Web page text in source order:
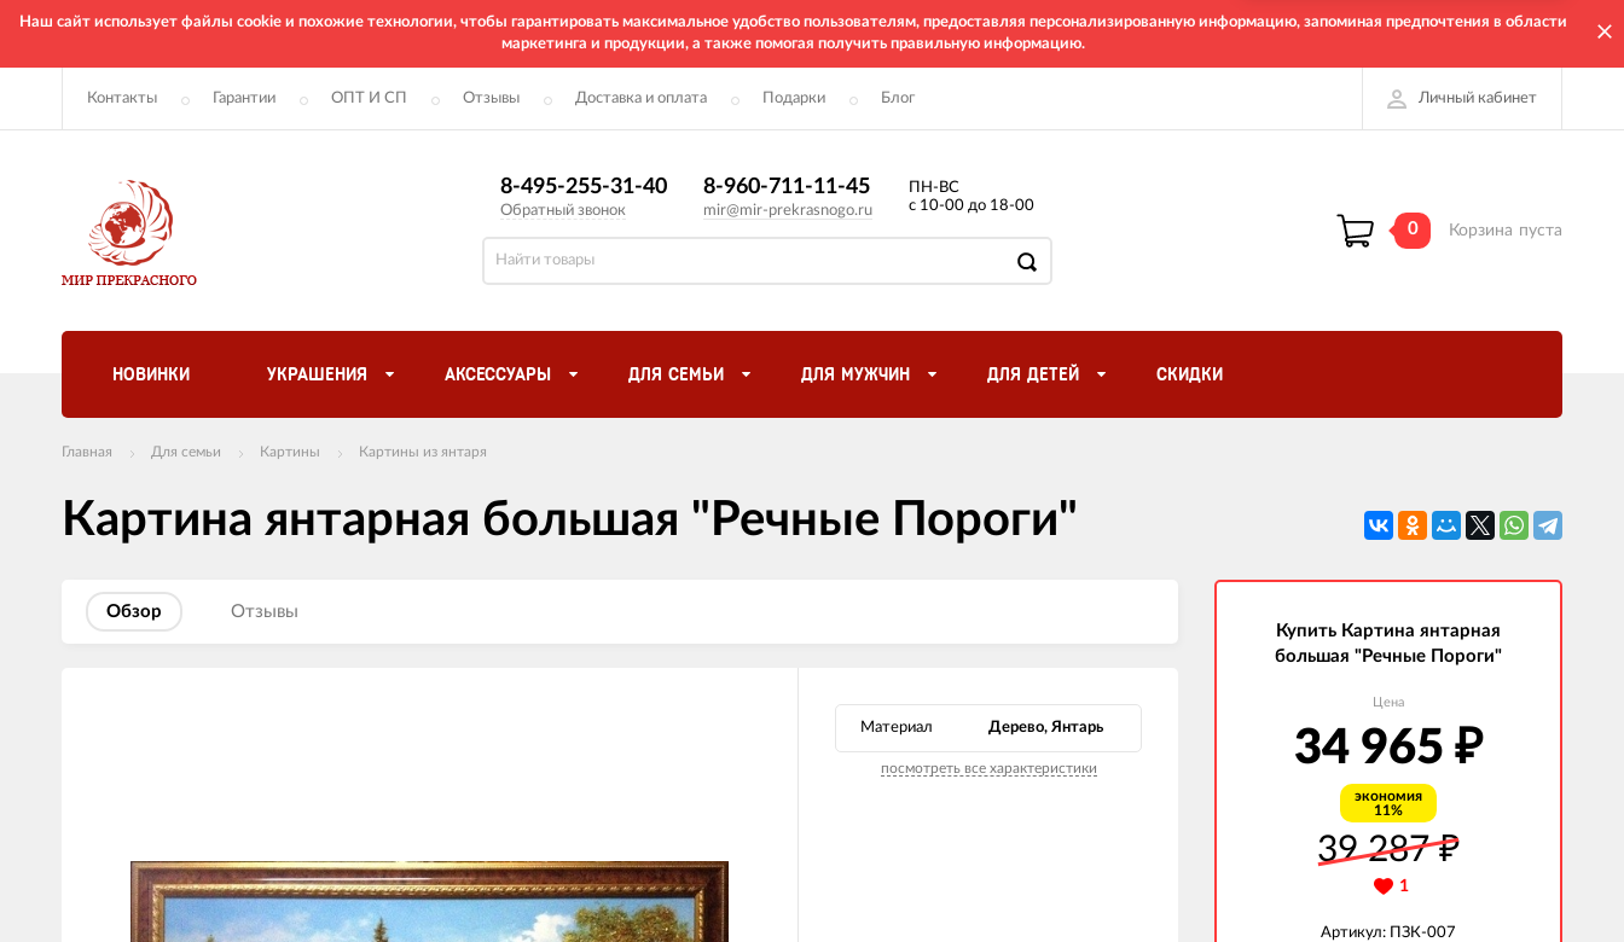
Наш сайт использует файлы cookie и похожие технологии, чтобы гарантировать максимальное удобство пользователям, предоставляя персонализированную информацию, запоминая предпочтения в области
маркетинга и продукции, а также помогая получить правильную информацию.
Контакты Гарантии ОПТ И СП Отзывы Доставка и оплата Подарки Блог Личный кабинет
8-495-255-31-40
Обратный звонок
8-960-711-11-45
mir@mir-prekrasnogo.ru
ПН-ВС
с 10-00 до 18-00
0 Корзина пуста
НОВИНКИ УКРАШЕНИЯ АКСЕССУАРЫ ДЛЯ СЕМЬИ ДЛЯ МУЖЧИН ДЛЯ ДЕТЕЙ СКИДКИ
Главная Для семьи Картины Картины из янтаря
Картина янтарная большая "Речные Пороги"
Обзор Отзывы
Материал Дерево, Янтарь
посмотреть все характеристики
Купить Картина янтарная
большая "Речные Пороги"
Цена
34 965 ₽
экономия
11%
39 287₽
1
Артикул: ПЗК-007